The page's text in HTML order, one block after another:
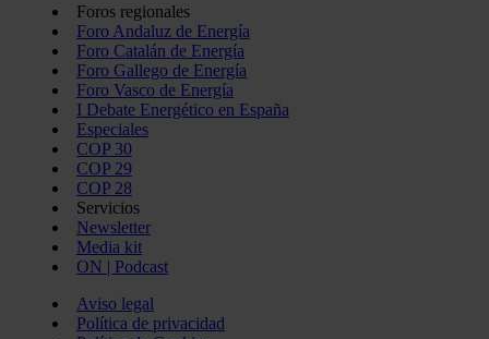
Foros regionales
Foro Andaluz de Energía
Foro Catalán de Energía
Foro Gallego de Energía
Foro Vasco de Energía
I Debate Energético en España
Especiales
COP 30
COP 29
COP 28
Servicios
Newsletter
Media kit
ON | Podcast
Aviso legal
Política de privacidad